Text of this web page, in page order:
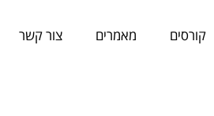
קורסים מאמרים צור קשר